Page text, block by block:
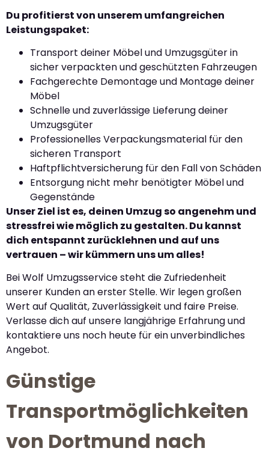
Du profitierst von unserem umfangreichen
Leistungspaket:
Transport deiner Möbel und Umzugsgüter in
sicher verpackten und geschützten Fahrzeugen
Fachgerechte Demontage und Montage deiner
Möbel
Schnelle und zuverlässige Lieferung deiner
Umzugsgüter
Professionelles Verpackungsmaterial für den
sicheren Transport
Haftpflichtversicherung für den Fall von Schäden
Entsorgung nicht mehr benötigter Möbel und
Gegenstände
Unser Ziel ist es, deinen Umzug so angenehm und
stressfrei wie möglich zu gestalten. Du kannst
dich entspannt zurücklehnen und auf uns
vertrauen – wir kümmern uns um alles!
Bei Wolf Umzugsservice steht die Zufriedenheit
unserer Kunden an erster Stelle. Wir legen großen
Wert auf Qualität, Zuverlässigkeit und faire Preise.
Verlasse dich auf unsere langjährige Erfahrung und
kontaktiere uns noch heute für ein unverbindliches
Angebot.
Günstige
Transportmöglichkeiten
von Dortmund nach